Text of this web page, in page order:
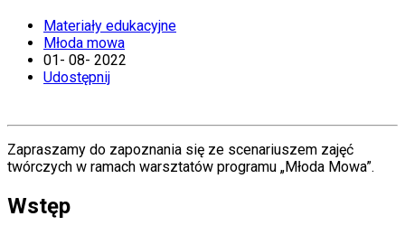
Materiały edukacyjne
Młoda mowa
01- 08- 2022
Udostępnij
Zapraszamy do zapoznania się ze scenariuszem zajęć
twórczych w ramach warsztatów programu „Młoda Mowa”.
Wstęp